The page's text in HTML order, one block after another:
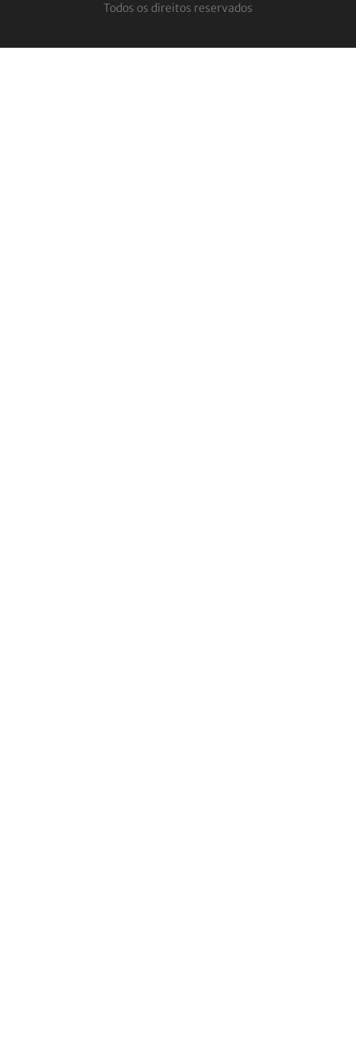
Todos os direitos reservados